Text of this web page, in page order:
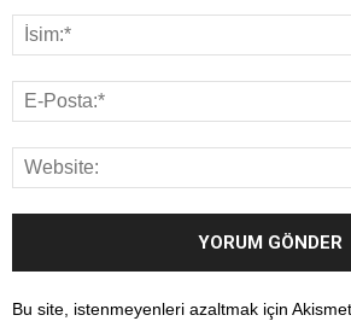
Bu site, istenmeyenleri azaltmak için